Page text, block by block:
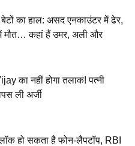
का हाल: असद एनकाउंटर में ढेर,
मौत… कहां हैं उमर, अली और
का नहीं होगा तलाक! पत्नी
ली अर्जी
हो सकता है फोन-लैपटॉप, RBI